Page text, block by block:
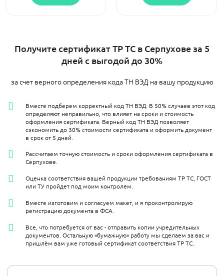
Получите сертификат ТР ТС в Серпухове за 5
дней с выгодой до 30%
за счет верного определения кода ТН ВЭД на вашу продукцию
Вместе подберем корректный код ТН ВЭД. В 50% случаев этот код
определяют неправильно, что влияет на сроки и стоимость
оформления сертификата. Верный код ТН ВЭД позволяет
сэкономить до 30% стоимости сертификата и оформить документ
в срок от 5 дней.
Рассчитаем точную стоимость и сроки оформления сертификата в
Серпухове.
Оценка соответствия вашей продукции требованиям ТР ТС, ГОСТ
или ТУ пройдет под моим контролем.
Вместе изготовим и согласуем макет, и я проконтролирую
регистрацию документа в ФСА.
Все, что потребуется от вас - отправить копии учредительных
документов. Остальную «бумажную» работу мы сделаем за вас и
пришлём вам уже готовый сертификат соответствия ТР ТС.